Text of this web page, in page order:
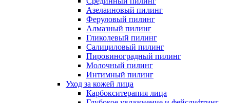
Азелаиновый пилинг
Феруловый пилинг
Алмазный пилинг
Гликолевый пилинг
Салициловый пилинг
Пировиноградный пилинг
Молочный пилинг
Интимный пилинг
Уход за кожей лица
Карбокситерапия лица